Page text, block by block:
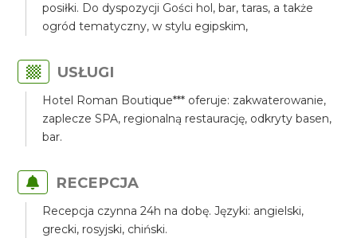
posiłki. Do dyspozycji Gości hol, bar, taras, a także
ogród tematyczny, w stylu egipskim,
USŁUGI
Hotel Roman Boutique*** oferuje: zakwaterowanie,
zaplecze SPA, regionalną restaurację, odkryty basen,
bar.
RECEPCJA
Recepcja czynna 24h na dobę. Języki: angielski,
grecki, rosyjski, chiński.